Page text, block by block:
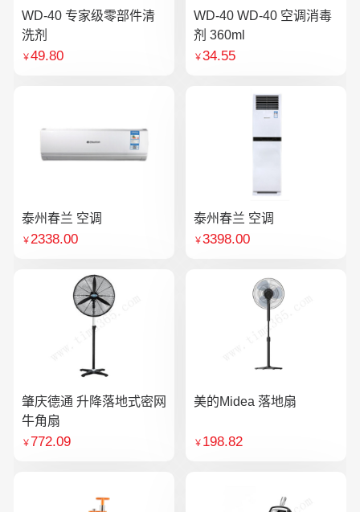
WD-40 专家级零部件清
洗剂
￥49.80
WD-40 WD-40 空调消毒
剂 360ml
￥34.55
泰州春兰 空调
￥2338.00
泰州春兰 空调
￥3398.00
肇庆德通 升降落地式密网
牛角扇
￥772.09
美的Midea 落地扇
￥ 198.82